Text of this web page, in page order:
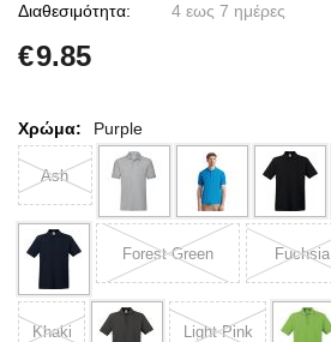
Διαθεσιμότητα: 4 εως 7 ημέρες
€9.85
Χρώμα: Purple
Ash
Forest Green Fuchsia
Khaki Light Pink